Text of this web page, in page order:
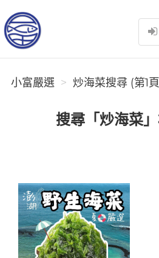
小富嚴選
小富嚴選 炒海菜搜尋 (第1
搜尋「炒海菜